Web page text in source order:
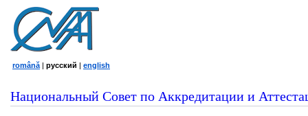
română | русский | english
Национальный Совет по Аккредитации и